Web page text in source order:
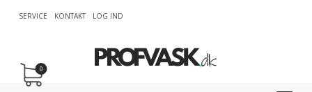
SERVICE KONTAKT LOG IND
0